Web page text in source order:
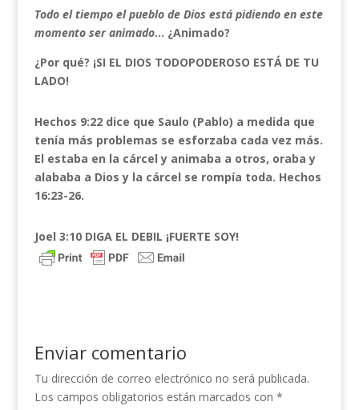
Todo el tiempo el pueblo de Dios está pidiendo en este
momento ser animado… ¿Animado?
¿Por qué? ¡SI EL DIOS TODOPODEROSO ESTÁ DE TU
LADO!
Hechos 9:22 dice que Saulo (Pablo) a medida que
tenía más problemas se esforzaba cada vez más.
El estaba en la cárcel y animaba a otros, oraba y
alababa a Dios y la cárcel se rompía toda. Hechos
16:23-26.
Joel 3:10 DIGA EL DEBIL ¡FUERTE SOY!
Enviar comentario
Tu dirección de correo electrónico no será publicada.
Los campos obligatorios están marcados con *